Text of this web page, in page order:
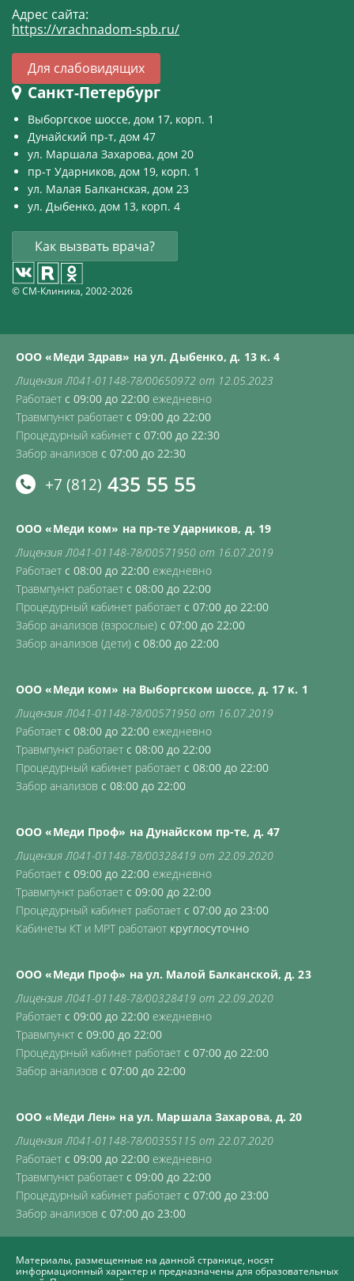
Адрес сайта:
https://vrachnadom-spb.ru/
Для слабовидящих
Санкт-Петербург
Выборгское шоссе, дом 17, корп. 1
Дунайский пр-т, дом 47
ул. Маршала Захарова, дом 20
пр-т Ударников, дом 19, корп. 1
ул. Малая Балканская, дом 23
ул. Дыбенко, дом 13, корп. 4
Как вызвать врача?
© СМ-Клиника, 2002-2026
ООО «Меди Здрав» на ул. Дыбенко, д. 13 к. 4
Лицензия Л041-01148-78/00650972 от 12.05.2023
Работает с 09:00 до 22:00 ежедневно
Травмпункт работает с 09:00 до 22:00
Процедурный кабинет с 07:00 до 22:30
Забор анализов с 07:00 до 22:30
+7 (812) 435 55 55
ООО «Меди ком» на пр-те Ударников, д. 19
Лицензия Л041-01148-78/00571950 от 16.07.2019
Работает с 08:00 до 22:00 ежедневно
Травмпункт работает с 08:00 до 22:00
Процедурный кабинет работает с 07:00 до 22:00
Забор анализов (взрослые) с 07:00 до 22:00
Забор анализов (дети) с 08:00 до 22:00
ООО «Меди ком» на Выборгском шоссе, д. 17 к. 1
Лицензия Л041-01148-78/00571950 от 16.07.2019
Работает с 08:00 до 22:00 ежедневно
Травмпункт работает с 08:00 до 22:00
Процедурный кабинет работает с 08:00 до 22:00
Забор анализов с 08:00 до 22:00
ООО «Меди Проф» на Дунайском пр-те, д. 47
Лицензия Л041-01148-78/00328419 от 22.09.2020
Работает с 09:00 до 22:00 ежедневно
Травмпункт работает с 09:00 до 22:00
Процедурный кабинет работает с 07:00 до 23:00
Кабинеты КТ и МРТ работают круглосуточно
ООО «Меди Проф» на ул. Малой Балканской, д. 23
Лицензия Л041-01148-78/00328419 от 22.09.2020
Работает с 09:00 до 22:00 ежедневно
Травмпункт с 09:00 до 22:00
Процедурный кабинет работает с 07:00 до 22:00
Забор анализов с 07:00 до 22:00
ООО «Меди Лен» на ул. Маршала Захарова, д. 20
Лицензия Л041-01148-78/00355115 от 22.07.2020
Работает с 09:00 до 22:00 ежедневно
Травмпункт работает с 09:00 до 22:00
Процедурный кабинет работает с 07:00 до 23:00
Забор анализов с 07:00 до 23:00
Материалы, размещенные на данной странице, носят
информационный характер и предназначены для образовательных